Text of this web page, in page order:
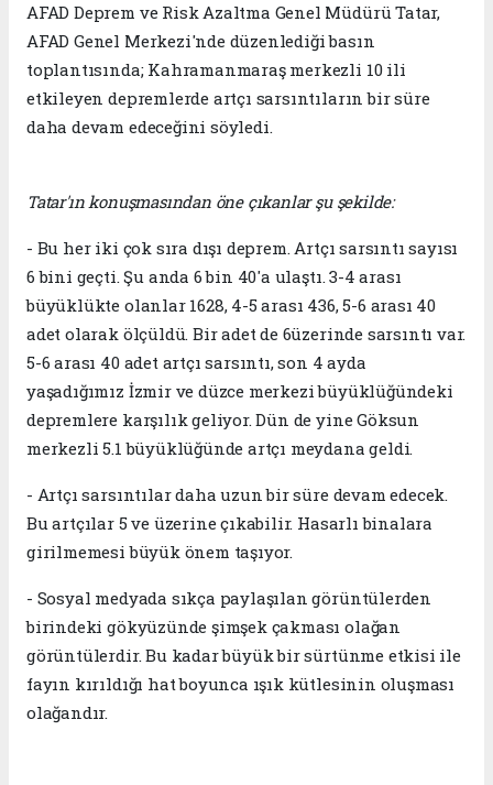
AFAD Deprem ve Risk Azaltma Genel Müdürü Tatar,
AFAD Genel Merkezi'nde düzenlediği basın
toplantısında; Kahramanmaraş merkezli 10 ili
etkileyen depremlerde artçı sarsıntıların bir süre
daha devam edeceğini söyledi.
Tatar'ın konuşmasından öne çıkanlar şu şekilde:
- Bu her iki çok sıra dışı deprem. Artçı sarsıntı sayısı
6 bini geçti. Şu anda 6 bin 40'a ulaştı. 3-4 arası
büyüklükte olanlar 1628, 4-5 arası 436, 5-6 arası 40
adet olarak ölçüldü. Bir adet de 6üzerinde sarsıntı var.
5-6 arası 40 adet artçı sarsıntı, son 4 ayda
yaşadığımız İzmir ve düzce merkezi büyüklüğündeki
depremlere karşılık geliyor. Dün de yine Göksun
merkezli 5.1 büyüklüğünde artçı meydana geldi.
- Artçı sarsıntılar daha uzun bir süre devam edecek.
Bu artçılar 5 ve üzerine çıkabilir. Hasarlı binalara
girilmemesi büyük önem taşıyor.
- Sosyal medyada sıkça paylaşılan görüntülerden
birindeki gökyüzünde şimşek çakması olağan
görüntülerdir. Bu kadar büyük bir sürtünme etkisi ile
fayın kırıldığı hat boyunca ışık kütlesinin oluşması
olağandır.